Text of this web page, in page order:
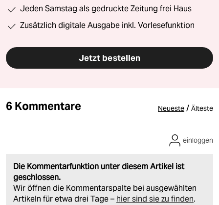
Jeden Samstag als gedruckte Zeitung frei Haus
Zusätzlich digitale Ausgabe inkl. Vorlesefunktion
Jetzt bestellen
6 Kommentare Neueste / Älteste
Die Kommentarfunktion unter diesem Artikel ist
geschlossen.
Wir öffnen die Kommentarspalte bei ausgewählten
Artikeln für etwa drei Tage – hier sind sie zu finden.
einloggen